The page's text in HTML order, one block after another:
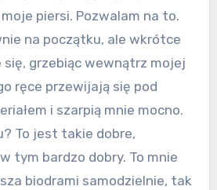
piersi. Pozwalam na to.
na początku, ale wkrótce
grzebiąc wewnątrz mojej
ręce przewijają się pod
i szarpią mnie mocno.
To jest takie dobre,
tym bardzo dobry. To mnie
biodrami samodzielnie, tak